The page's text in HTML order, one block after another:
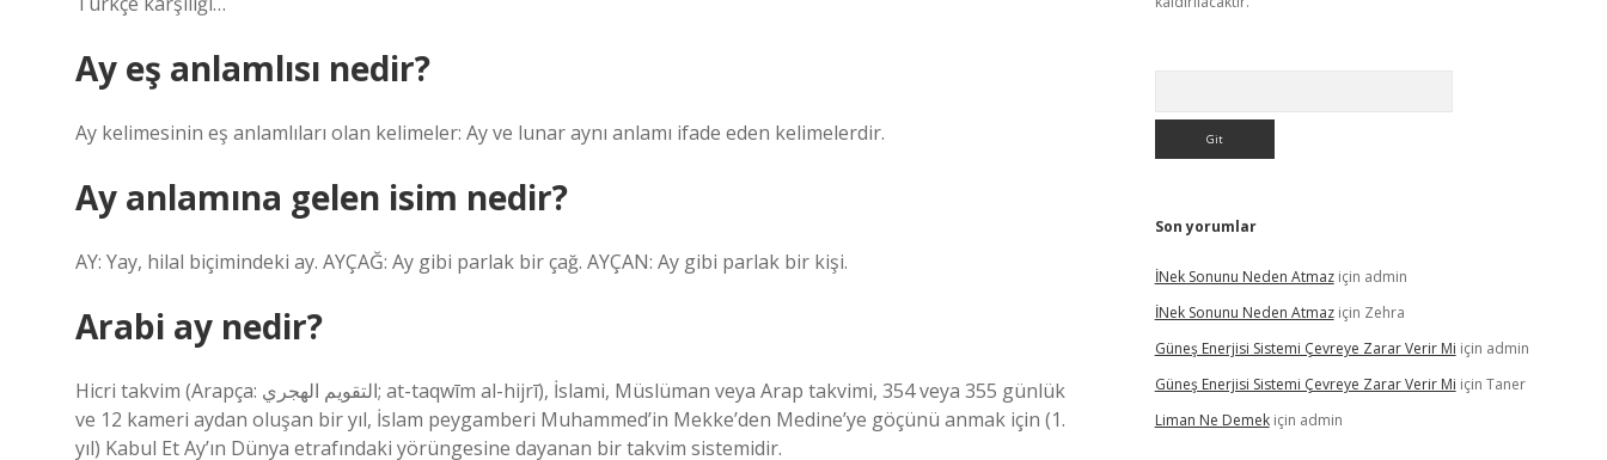
Ay eş anlamlısı nedir?
Ay kelimesinin eş anlamlıları olan kelimeler: Ay ve lunar aynı anlamı ifade eden kelimelerdir.
Ay anlamına gelen isim nedir?
AY: Yay, hilal biçimindeki ay. AYÇAĞ: Ay gibi parlak bir çağ. AYÇAN: Ay gibi parlak bir kişi.
Arabi ay nedir?
Hicri takvim (Arapça: التقويم الهجري; at-taqwīm al-hijrī), İslami, Müslüman veya Arap takvimi, 354 veya 355 günlük
ve 12 kameri aydan oluşan bir yıl, İslam peygamberi Muhammed’in Mekke’den Medine’ye göçünü anmak için (1.
yıl) Kabul Et Ay’ın Dünya etrafındaki yörüngesine dayanan bir takvim sistemidir.
Son yorumlar
İNek Sonunu Neden Atmaziçin admin
İNek Sonunu Neden Atmaziçin Zehra
Güneş Enerjisi Sistemi Çevreye Zarar Verir Mi için admin
Güneş Enerjisi Sistemi Çevreye Zarar Verir Mi için Taner
Liman Ne Demekiçin admin